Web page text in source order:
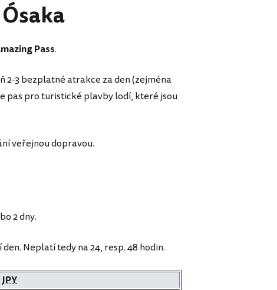
Pass.
2-3 bezplatné atrakce za den (zejména
pas pro turistické plavby lodí, které jsou
veřejnou dopravou.
2 dny.
Neplatí tedy na 24, resp. 48 hodin.